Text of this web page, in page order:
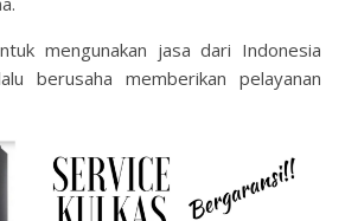
mengunakan jasa dari Indonesia
berusaha memberikan pelayanan